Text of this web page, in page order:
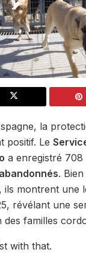
la
positif. Le
a enregistré 708
.
ils montrent une
révélant une
des familles
with that.